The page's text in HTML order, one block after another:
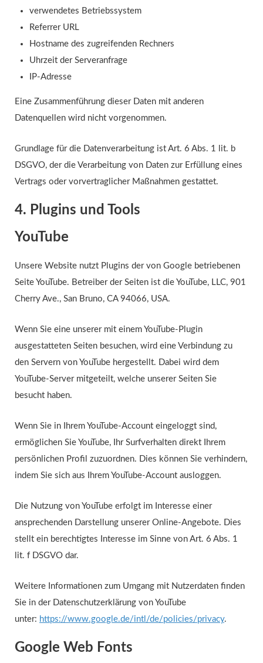
verwendetes Betriebssystem
Referrer URL
Hostname des zugreifenden Rechners
Uhrzeit der Serveranfrage
IP-Adresse
Eine Zusammenführung dieser Daten mit anderen
Datenquellen wird nicht vorgenommen.
Grundlage für die Datenverarbeitung ist Art. 6 Abs. 1 lit. b
DSGVO, der die Verarbeitung von Daten zur Erfüllung eines
Vertrags oder vorvertraglicher Maßnahmen gestattet.
4. Plugins und Tools
YouTube
Unsere Website nutzt Plugins der von Google betriebenen
Seite YouTube. Betreiber der Seiten ist die YouTube, LLC, 901
Cherry Ave., San Bruno, CA 94066, USA.
Wenn Sie eine unserer mit einem YouTube-Plugin
ausgestatteten Seiten besuchen, wird eine Verbindung zu
den Servern von YouTube hergestellt. Dabei wird dem
YouTube-Server mitgeteilt, welche unserer Seiten Sie
besucht haben.
Wenn Sie in Ihrem YouTube-Account eingeloggt sind,
ermöglichen Sie YouTube, Ihr Surfverhalten direkt Ihrem
persönlichen Profil zuzuordnen. Dies können Sie verhindern,
indem Sie sich aus Ihrem YouTube-Account ausloggen.
Die Nutzung von YouTube erfolgt im Interesse einer
ansprechenden Darstellung unserer Online-Angebote. Dies
stellt ein berechtigtes Interesse im Sinne von Art. 6 Abs. 1
lit. f DSGVO dar.
Weitere Informationen zum Umgang mit Nutzerdaten finden
Sie in der Datenschutzerklärung von YouTube
unter: https://www.google.de/intl/de/policies/privacy.
Google Web Fonts